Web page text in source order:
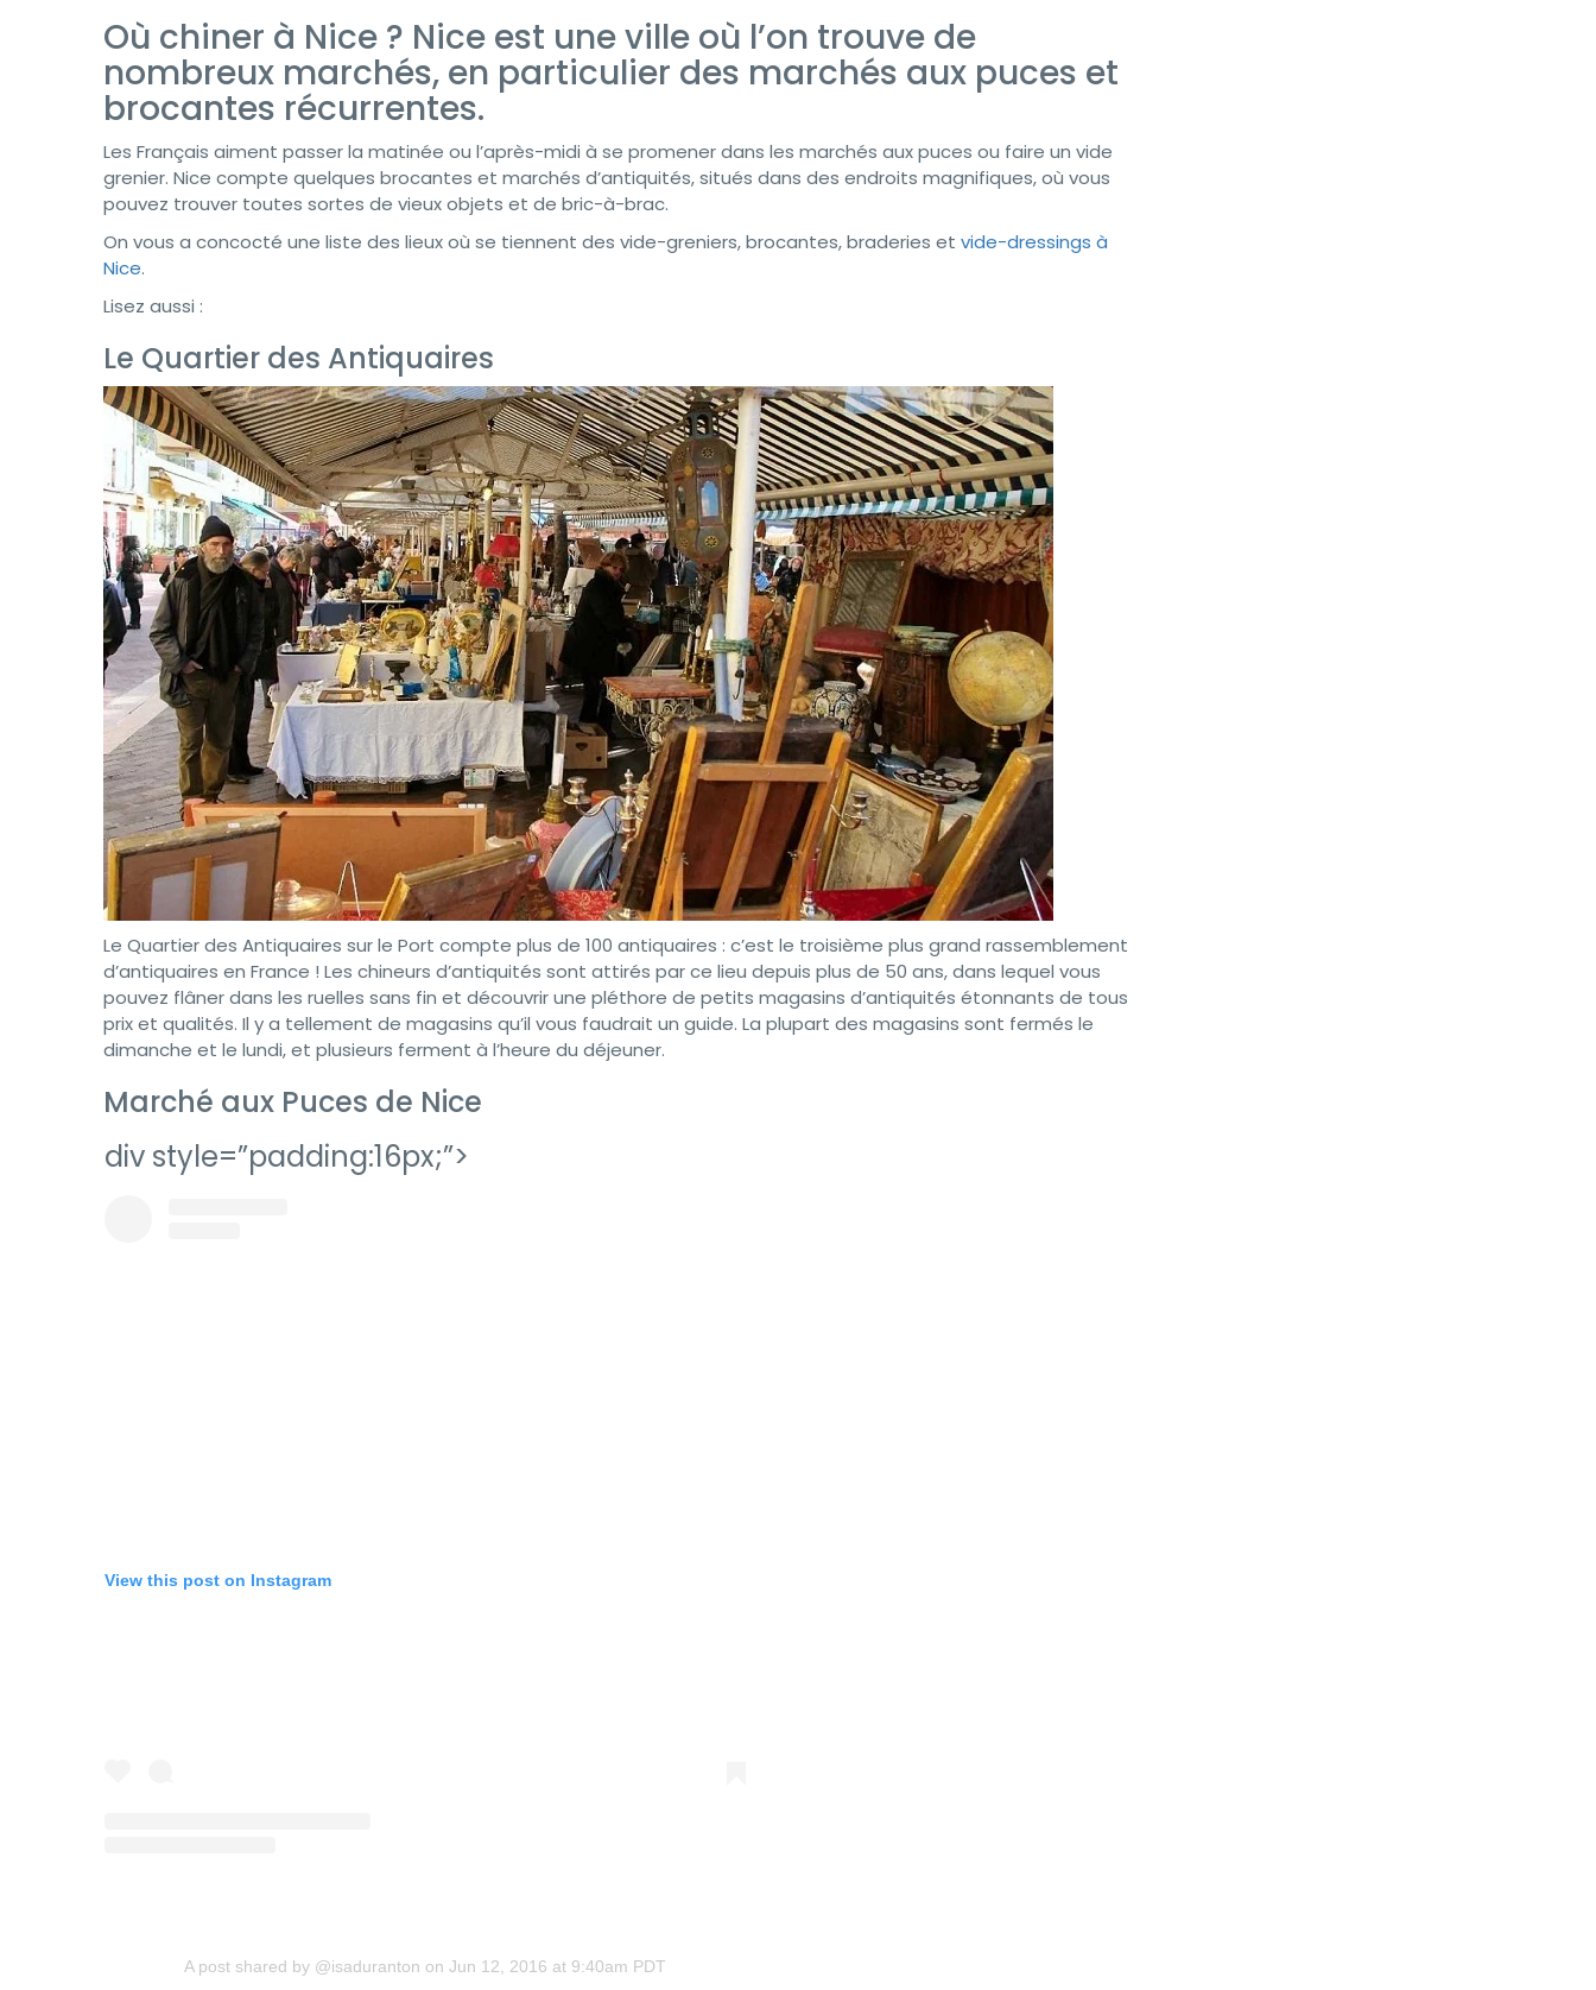
Où chiner à Nice ? Nice est une ville où l’on trouve de
nombreux marchés, en particulier des marchés aux puces et
brocantes récurrentes.
Les Français aiment passer la matinée ou l’après-midi à se promener dans les marchés aux puces ou faire un vide
grenier. Nice compte quelques brocantes et marchés d’antiquités, situés dans des endroits magnifiques, où vous
pouvez trouver toutes sortes de vieux objets et de bric-à-brac.
On vous a concocté une liste des lieux où se tiennent des vide-greniers, brocantes, braderies et vide-dressings à
Nice.
Lisez aussi :
Le Quartier des Antiquaires
Le Quartier des Antiquaires sur le Port compte plus de 100 antiquaires : c’est le troisième plus grand rassemblement
d’antiquaires en France ! Les chineurs d’antiquités sont attirés par ce lieu depuis plus de 50 ans, dans lequel vous
pouvez flâner dans les ruelles sans fin et découvrir une pléthore de petits magasins d’antiquités étonnants de tous
prix et qualités. Il y a tellement de magasins qu’il vous faudrait un guide. La plupart des magasins sont fermés le
dimanche et le lundi, et plusieurs ferment à l’heure du déjeuner.
Marché aux Puces de Nice
div style=”padding:16px;”>
View this post on Instagram
A post shared by @isaduranton on Jun 12, 2016 at 9:40am PDT